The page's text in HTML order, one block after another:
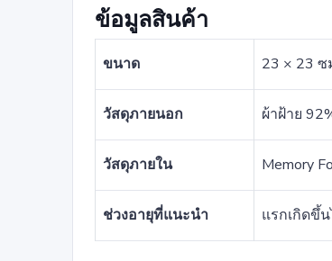
ข้อมูลสินค้า
ขนาด 23 × 23 ซ
วัสดุภายนอก ผ้าฝ้าย
วัสดุภายใน Memory
ช่วงอายุที่แนะนำ แรกเกิดขึ้